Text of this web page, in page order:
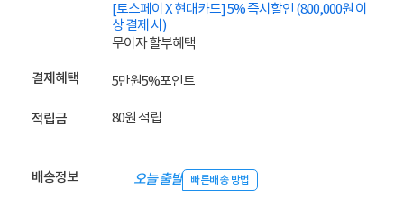
[토스페이 X 현대카드] 5% 즉시할인 (800,000원 이
상 결제 시)
무이자 할부혜택
결제혜택 5만원5%포인트
적립금 80원 적립
배송정보 오늘 출발 빠른배송 방법